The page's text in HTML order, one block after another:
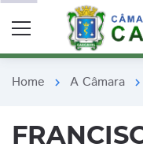
Home chevron_right A Câmara chevron_right